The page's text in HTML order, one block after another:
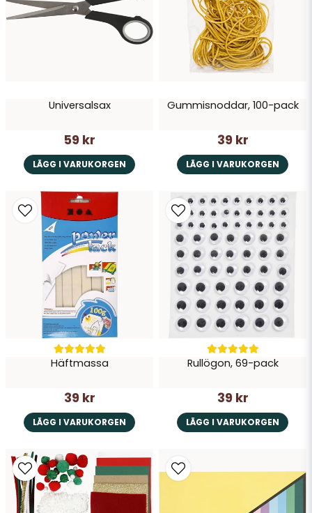
Skicka fråga
Universalsax
59 kr
LÄGG I VARUKORGEN
Gummisnoddar, 100-pack
39 kr
LÄGG I VARUKORGEN
Häftmassa
39 kr
LÄGG I VARUKORGEN
Rullögon, 69-pack
39 kr
LÄGG I VARUKORGEN